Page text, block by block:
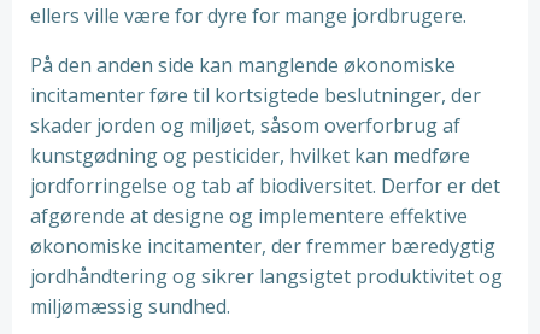
ellers ville være for dyre for mange jordbrugere.
På den anden side kan manglende økonomiske
incitamenter føre til kortsigtede beslutninger, der
skader jorden og miljøet, såsom overforbrug af
kunstgødning og pesticider, hvilket kan medføre
jordforringelse og tab af biodiversitet. Derfor er det
afgørende at designe og implementere effektive
økonomiske incitamenter, der fremmer bæredygtig
jordhåndtering og sikrer langsigtet produktivitet og
miljømæssig sundhed.